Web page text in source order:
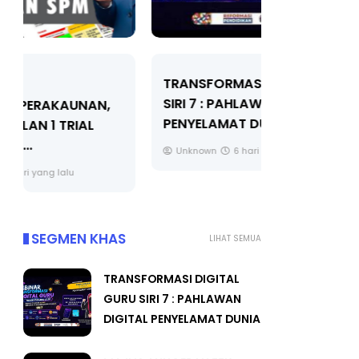
TRANSFORMASI DIGITAL GURU
SIRI 7 : PAHLAWAN DIGITAL
PENYELAMAT DUNIA
6 hari yang lalu
LIHAT SEMUA
SEGMEN KHAS
TRANSFORMASI DIGITAL
GURU SIRI 7 : PAHLAWAN
DIGITAL PENYELAMAT DUNIA